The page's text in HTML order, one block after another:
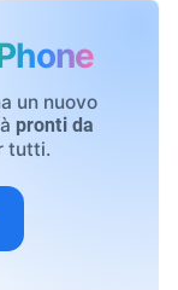
un nuovo
pronti da
tutti.